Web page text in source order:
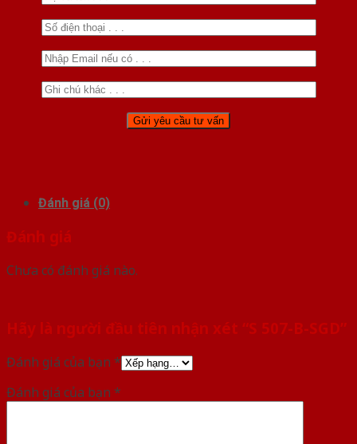
Đánh giá (0)
Đánh giá
Chưa có đánh giá nào.
Hãy là người đầu tiên nhận xét “S 507-B-SGD”
Đánh giá của bạn *
Đánh giá của bạn *